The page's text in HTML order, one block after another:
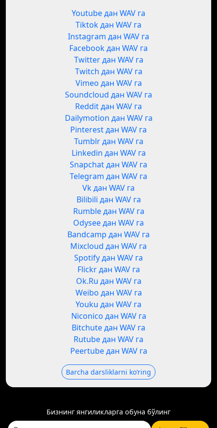
Youtube дан WAV га
Tiktok дан WAV га
Instagram дан WAV га
Facebook дан WAV га
Twitter дан WAV га
Twitch дан WAV га
Vimeo дан WAV га
Soundcloud дан WAV га
Reddit дан WAV га
Dailymotion дан WAV га
Pinterest дан WAV га
Tumblr дан WAV га
Linkedin дан WAV га
Snapchat дан WAV га
Telegram дан WAV га
Vk дан WAV га
Bilibili дан WAV га
Rumble дан WAV га
Odysee дан WAV га
Bandcamp дан WAV га
Mixcloud дан WAV га
Spotify дан WAV га
Flickr дан WAV га
Ok.Ru дан WAV га
Weibo дан WAV га
Youku дан WAV га
Niconico дан WAV га
Bitchute дан WAV га
Rutube дан WAV га
Peertube дан WAV га
Barcha darsliklarni koʻring
Бизнинг янгиликларга обуна бўлинг